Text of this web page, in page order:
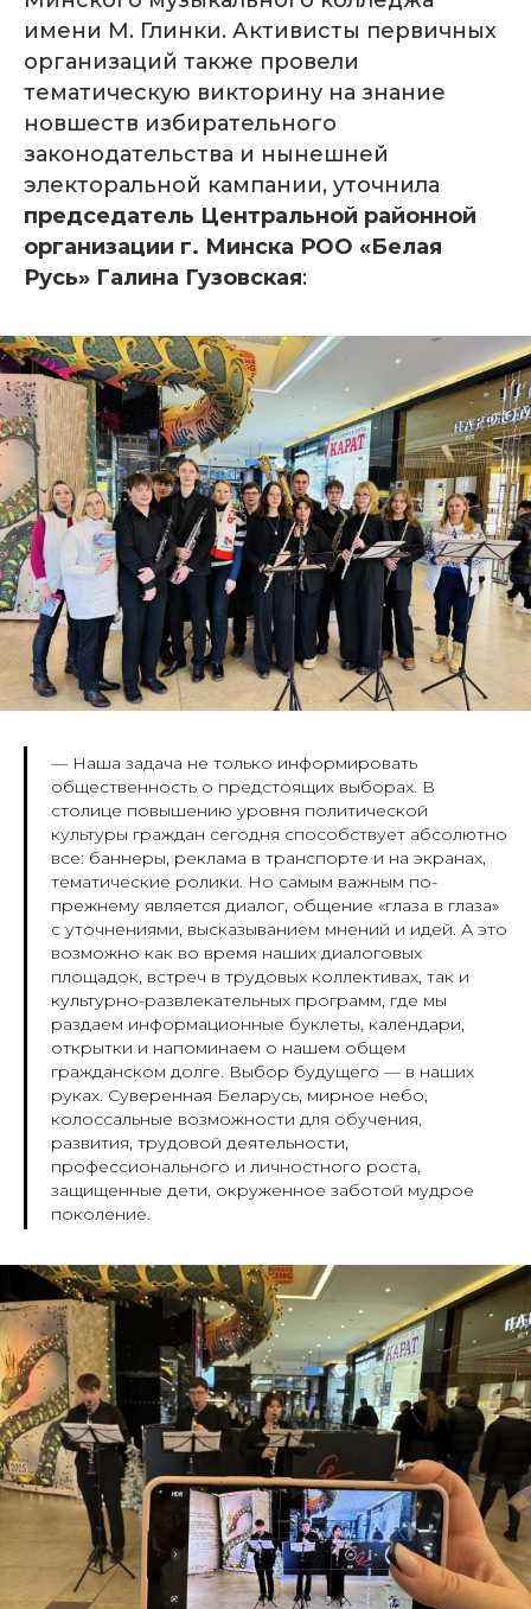
имени М. Глинки. Активисты первичных
организаций также провели
тематическую викторину на знание
новшеств избирательного
законодательства и нынешней
электоральной кампании, уточнила
председатель Центральной районной
организации г. Минска РОО «Белая
Русь» Галина Гузовская:
— Наша задача не только информировать
общественность о предстоящих выборах. В
столице повышению уровня политической
культуры граждан сегодня способствует абсолютно
все: баннеры, реклама в транспорте и на экранах,
тематические ролики. Но самым важным по-
прежнему является диалог, общение «глаза в глаза»
с уточнениями, высказыванием мнений и идей. А это
возможно как во время наших диалоговых
площадок, встреч в трудовых коллективах, так и
культурно-развлекательных программ, где мы
раздаем информационные буклеты, календари,
открытки и напоминаем о нашем общем
гражданском долге. Выбор будущего — в наших
руках. Суверенная Беларусь, мирное небо,
колоссальные возможности для обучения,
развития, трудовой деятельности,
профессионального и личностного роста,
защищенные дети, окруженное заботой мудрое
поколение.